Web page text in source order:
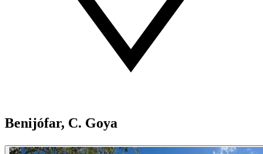
Benijófar, C. Goya